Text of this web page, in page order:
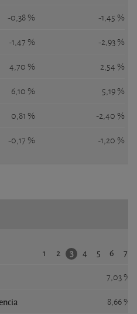
-0,38 % -1,45 %
-1,47 % -2,93 %
4,70 % 2,54 %
6,10 % 5,19 %
0,81 % -2,40 %
-0,17 % -1,20 %
1 2 3 4 5 6 7
7,03 %
8,66 %